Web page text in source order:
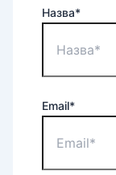
Назва*
Email*